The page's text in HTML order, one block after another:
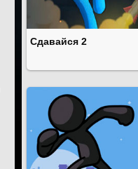
Сдавайся 2